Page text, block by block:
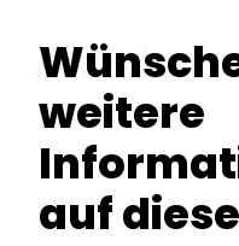
uns
weitere
auf